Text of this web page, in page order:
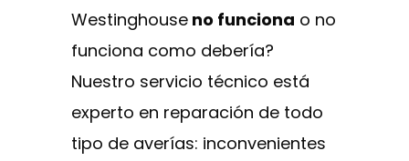
Westinghouse no funciona o no
funciona como debería?
Nuestro servicio técnico está
experto en reparación de todo
tipo de averías: inconvenientes